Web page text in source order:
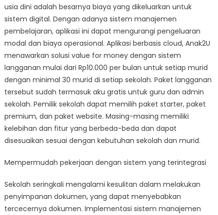
usia dini adalah besarnya biaya yang dikeluarkan untuk
sistem digital. Dengan adanya sistem manajemen
pembelajaran, aplikasi ini dapat mengurangi pengeluaran
modal dan biaya operasional. Aplikasi berbasis cloud, Anak2U
menawarkan solusi value for money dengan sistem
langganan mulai dari Rp10.000 per bulan untuk setiap murid
dengan minimal 30 murid di setiap sekolah. Paket langganan
tersebut sudah termasuk aku gratis untuk guru dan admin
sekolah. Pemilik sekolah dapat memilih paket starter, paket
premium, dan paket website. Masing-masing memiliki
kelebihan dan fitur yang berbeda-beda dan dapat
disesuaikan sesuai dengan kebutuhan sekolah dan murid.
Mempermudah pekerjaan dengan sistem yang terintegrasi
Sekolah seringkali mengalami kesulitan dalam melakukan
penyimpanan dokumen, yang dapat menyebabkan
tercecernya dokumen. Implementasi sistem manajemen